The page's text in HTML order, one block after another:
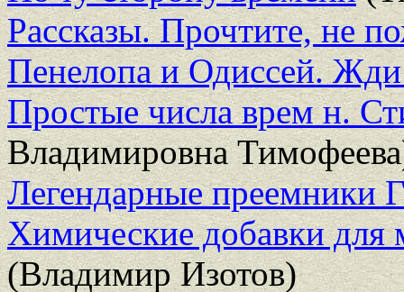
Рассказы. Прочтите, не
Пенелопа и Одиссей.
Простые числа врем н.
Владимировна
Легендарные преемники
Химические добавки для
(Владимир Изотов)